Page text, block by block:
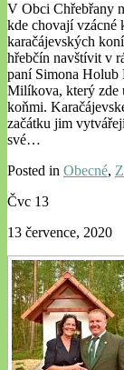
V Obci Chřebřany
kde chovají vzácné
karačájevských
hřebčín navštívit v
paní Simona Holub
Milíkova, který zde
koňmi.
začátku jim
své…
Posted in Obecné,
Čvc 13
13 července, 2020